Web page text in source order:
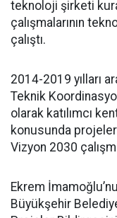
teknoloji şirketi
çalışmalarının
çalıştı.
2014-2019 yılları
Teknik
olarak katılımcı
konusunda
Vizyon 2030
Ekrem
Büyükşehir